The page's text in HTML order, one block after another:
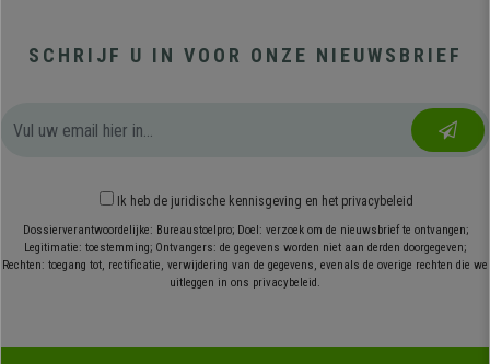
SCHRIJF U IN VOOR ONZE NIEUWSBRIEF
Ik heb de juridische kennisgeving en het privacybeleid
Dossierverantwoordelijke: Bureaustoelpro; Doel: verzoek om de nieuwsbrief te ontvangen;
Legitimatie: toestemming; Ontvangers: de gegevens worden niet aan derden doorgegeven;
Rechten: toegang tot, rectificatie, verwijdering van de gegevens, evenals de overige rechten die we
uitleggen in ons privacybeleid.